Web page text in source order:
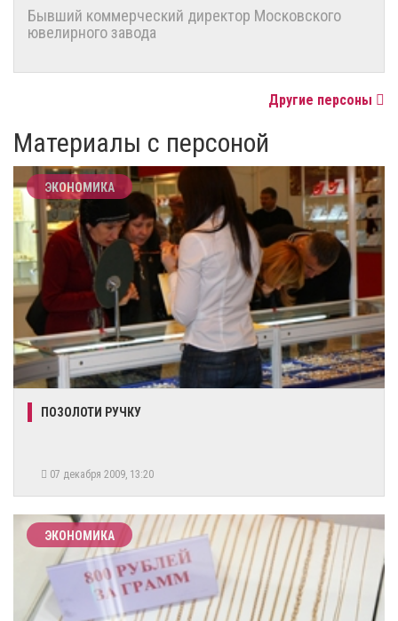
Бывший коммерческий директор Московского
ювелирного завода
Другие персоны
Материалы с персоной
ЭКОНОМИКА
ПОЗОЛОТИ РУЧКУ
07 декабря 2009, 13:20
ЭКОНОМИКА